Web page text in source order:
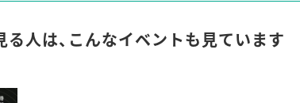
る人は、こんなイベントも見ています